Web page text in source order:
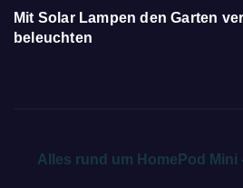
Mit Solar Lampen den Garten
beleuchten
Alles rund um HomePod Mini